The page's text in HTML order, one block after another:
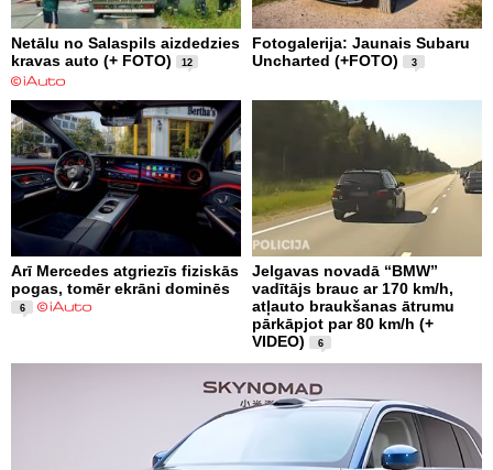
Netālu no Salaspils aizdedzies
kravas auto (+ FOTO)
12
Fotogalerija: Jaunais Subaru
Uncharted (+FOTO)
3
Arī Mercedes atgriezīs fiziskās
pogas, tomēr ekrāni dominēs
6
Jelgavas novadā “BMW”
vadītājs brauc ar 170 km/h,
atļauto braukšanas ātrumu
pārkāpjot par 80 km/h (+
VIDEO)
6